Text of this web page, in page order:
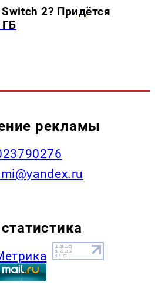
2? Придётся
рекламы